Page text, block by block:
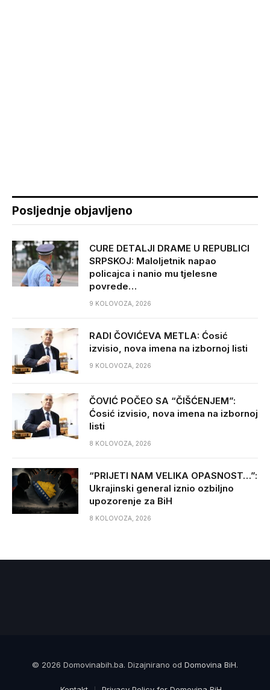
Posljednje objavljeno
CURE DETALJI DRAME U REPUBLICI
SRPSKOJ: Maloljetnik napao
policajca i nanio mu tjelesne
povrede…
9 KOLOVOZA, 2026
RADI ČOVIĆEVA METLA: Ćosić
izvisio, nova imena na izbornoj listi
9 KOLOVOZA, 2026
ČOVIĆ POČEO SA “ČIŠĆENJEM”:
Ćosić izvisio, nova imena na izbornoj
listi
8 KOLOVOZA, 2026
“PRIJETI NAM VELIKA OPASNOST…”:
Ukrajinski general iznio ozbiljno
upozorenje za BiH
8 KOLOVOZA, 2026
© 2026 Domovinabih.ba. Dizajnirano od Domovina BiH.